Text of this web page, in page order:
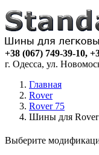
+38 (067) 749-39-10,
г. Одесса, ул.
Главная
Rover
Rover 75
Шины для Rover
Выберите